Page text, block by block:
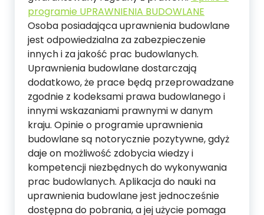
programie UPRAWNIENIA BUDOWLANE
Osoba posiadająca uprawnienia budowlane
jest odpowiedzialna za zabezpieczenie
innych i za jakość prac budowlanych.
Uprawnienia budowlane dostarczają
dodatkowo, że prace będą przeprowadzane
zgodnie z kodeksami prawa budowlanego i
innymi wskazaniami prawnymi w danym
kraju. Opinie o programie uprawnienia
budowlane są notorycznie pozytywne, gdyż
daje on możliwość zdobycia wiedzy i
kompetencji niezbędnych do wykonywania
prac budowlanych. Aplikacja do nauki na
uprawnienia budowlane jest jednocześnie
dostępna do pobrania, a jej użycie pomaga